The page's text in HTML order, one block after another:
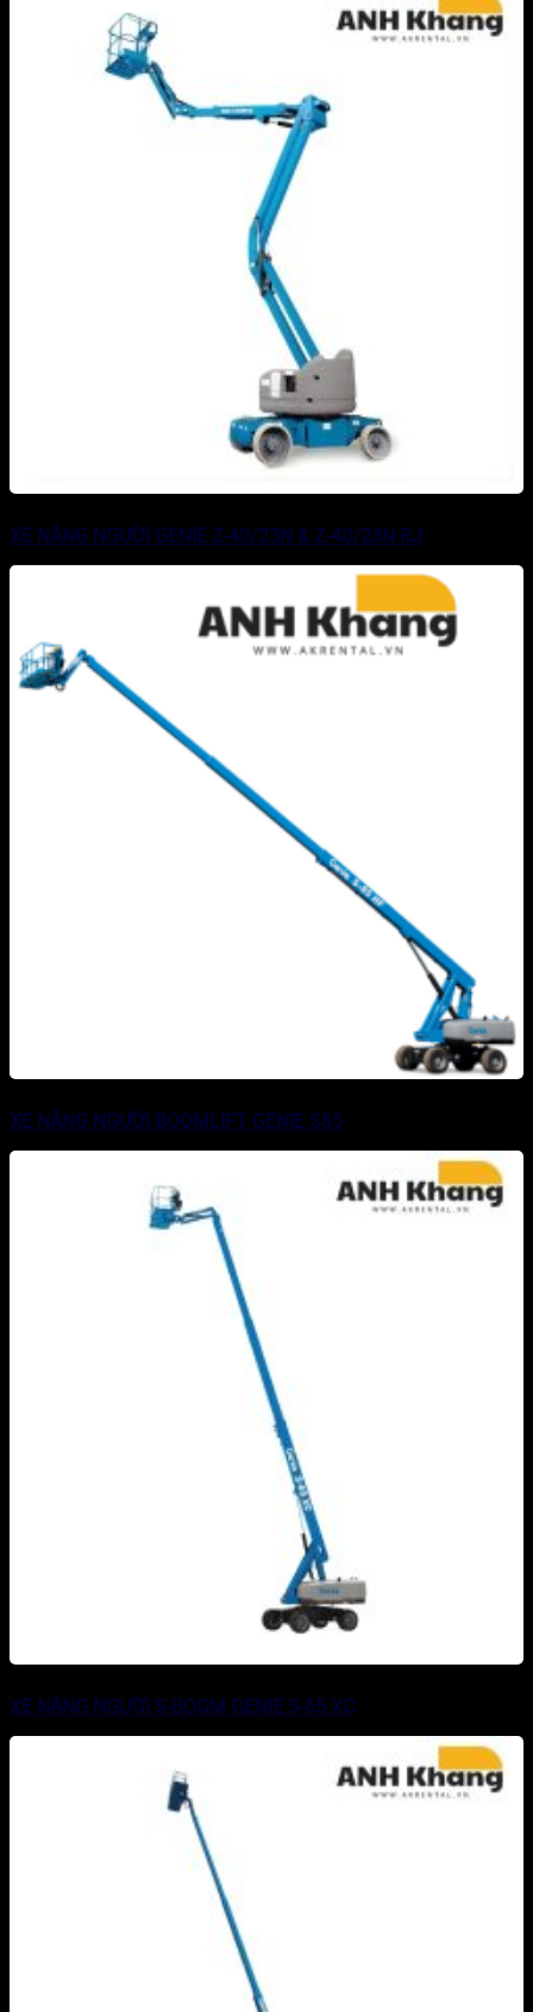
XE NÂNG NGƯỜI GENIE Z-40/23N & Z-40/23N RJ
XE NÂNG NGƯỜI BOOMLIFT GENIE S85
XE NÂNG NGƯỜI S-BOOM GENIE S-65 XC